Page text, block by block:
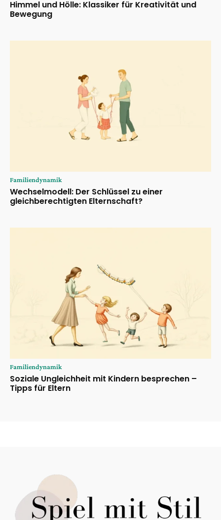
Himmel und Hölle: Klassiker für Kreativität und
Bewegung
Familiendynamik
Wechselmodell: Der Schlüssel zu einer
gleichberechtigten Elternschaft?
Familiendynamik
Soziale Ungleichheit mit Kindern besprechen –
Tipps für Eltern